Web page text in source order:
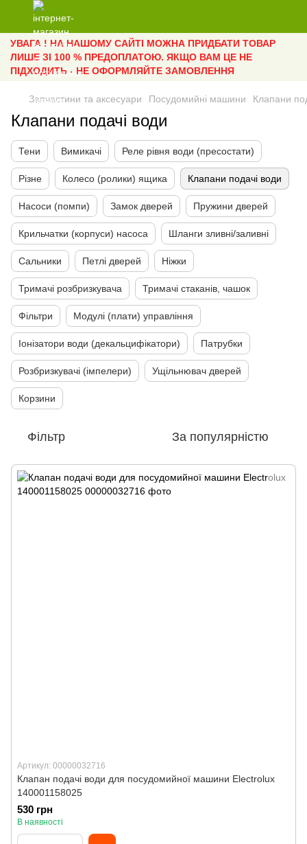
УВАГА ! НА НАШОМУ САЙТІ МОЖНА ПРИДБАТИ ТОВАР
ЛИШЕ ЗІ 100 % ПРЕДОПЛАТОЮ. ЯКЩО ВАМ ЦЕ НЕ
ПІДХОДИТЬ - НЕ ОФОРМЛЯЙТЕ ЗАМОВЛЕННЯ
Запчастини та аксесуари Посудомийні машини Клапани
Клапани подачі води
Тени Вимикачі Реле рівня води (пресостати)
Різне Колесо (ролики) ящика Клапани подачі води
Насоси (помпи) Замок дверей Пружини дверей
Крильчатки (корпуси) насоса Шланги зливні/заливні
Сальники Петлі дверей Ніжки
Тримачі розбризкувача Тримачі стаканів, чашок
Фільтри Модулі (плати) управління
Іонізатори води (декальцифікатори) Патрубки
Розбризкувачі (імпелери) Ущільнювач дверей
Корзини
Фільтр За популярністю
Артикул: 00000032716
Клапан подачі води для посудомийної машини Electrolux
140001158025
530 грн
В наявності